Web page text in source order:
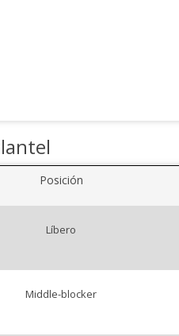
Posición
Líbero
Middle-blocker